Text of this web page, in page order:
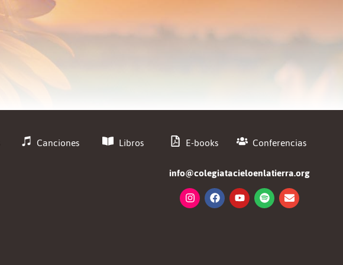
Canciones Libros E-books Conferencias
info@colegiatacieloenlatierra.org